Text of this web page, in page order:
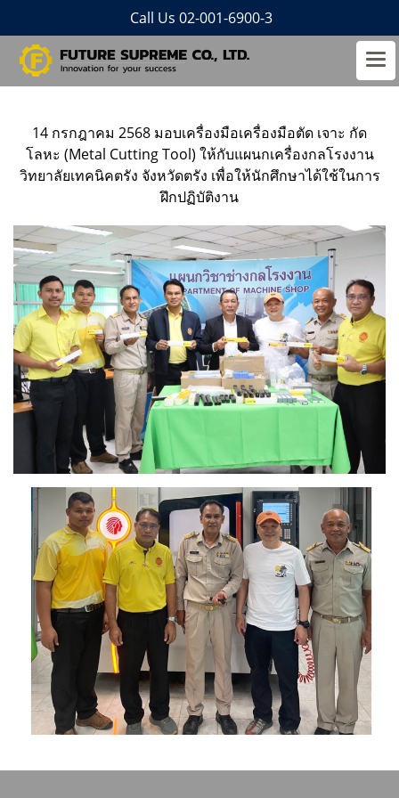
Call Us 02-001-6900-3
14 กรกฎาคม 2568 มอบเครื่องมือเครื่องมือตัด เจาะ กัด
โลหะ (Metal Cutting Tool) ให้กับแผนกเครื่องกลโรงงาน
วิทยาลัยเทคนิคตรัง จังหวัดตรัง เพื่อให้นักศึกษาได้ใช้ในการ
ฝึกปฏิบัติงาน